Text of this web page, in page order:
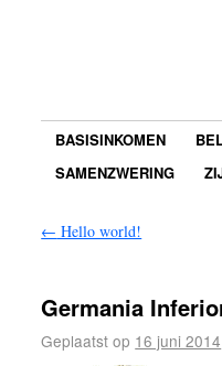
BASISINKOMEN
SAMENZWERING
← Hello world!
Germania
Geplaatst op 16 juni 2014